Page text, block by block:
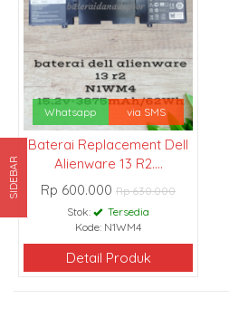
Whatsapp via SMS
Baterai Replacement Dell
Alienware 13 R2....
Rp 600.000 Rp 630.000
Stok:
Tersedia
Kode: N1WM4
Detail Produk
SIDEBAR